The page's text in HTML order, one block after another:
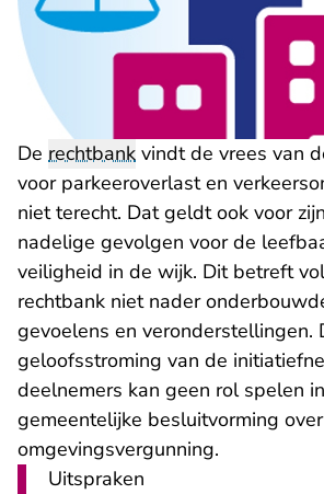
De rechtbank vindt de vrees van
voor parkeeroverlast en
niet terecht. Dat geldt ook voor
nadelige gevolgen voor de
veiligheid in de wijk. Dit betreft
rechtbank niet nader
gevoelens en veronderstellingen.
geloofsstroming van de
deelnemers kan geen rol spelen
gemeentelijke besluitvorming
omgevingsvergunning.
Uitspraken